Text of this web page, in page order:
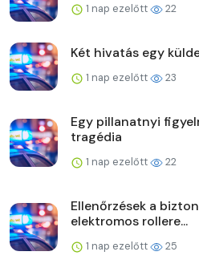
1 nap ezelőtt 22
Két hivatás egy
1 nap ezelőtt 23
Egy pillanatnyi
tragédia
1 nap ezelőtt 22
Ellenőrzések a
elektromos rollere...
1 nap ezelőtt 25